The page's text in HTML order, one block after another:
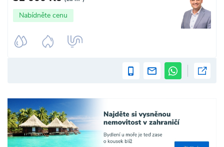
Nabídněte cenu